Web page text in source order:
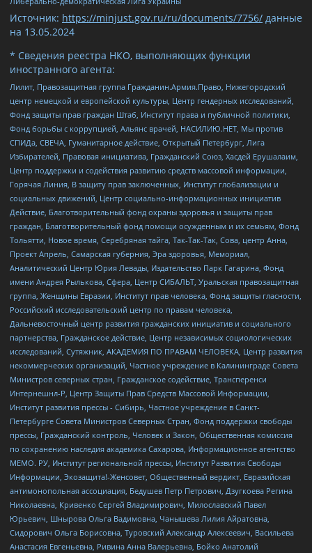
Источник: https://minjust.gov.ru/ru/documents/7756/ данные
на 13.05.2024
* Сведения реестра НКО, выполняющих функции
иностранного агента:
Лилит, Правозащитная группа Гражданин.Армия.Право, Нижегородский
центр немецкой и европейской культуры, Центр гендерных исследований,
Фонд защиты прав граждан Штаб, Институт права и публичной политики,
Фонд борьбы с коррупцией, Альянс врачей, НАСИЛИЮ.НЕТ, Мы против
СПИДа, СВЕЧА, Гуманитарное действие, Открытый Петербург, Лига
Избирателей, Правовая инициатива, Гражданский Союз, Хасдей Ерушалаим,
Центр поддержки и содействия развитию средств массовой информации,
Горячая Линия, В защиту прав заключенных, Институт глобализации и
социальных движений, Центр социально-информационных инициатив
Действие, Благотворительный фонд охраны здоровья и защиты прав
граждан, Благотворительный фонд помощи осужденным и их семьям, Фонд
Тольятти, Новое время, Серебряная тайга, Так-Так-Так, Сова, центр Анна,
Проект Апрель, Самарская губерния, Эра здоровья, Мемориал,
Аналитический Центр Юрия Левады, Издательство Парк Гагарина, Фонд
имени Андрея Рылькова, Сфера, Центр СИБАЛЬТ, Уральская правозащитная
группа, Женщины Евразии, Институт прав человека, Фонд защиты гласности,
Российский исследовательский центр по правам человека,
Дальневосточный центр развития гражданских инициатив и социального
партнерства, Гражданское действие, Центр независимых социологических
исследований, Сутяжник, АКАДЕМИЯ ПО ПРАВАМ ЧЕЛОВЕКА, Центр развития
некоммерческих организаций, Частное учреждение в Калининграде Совета
Министров северных стран, Гражданское содействие, Трансперенси
Интернешнл-Р, Центр Защиты Прав Средств Массовой Информации,
Институт развития прессы - Сибирь, Частное учреждение в Санкт-
Петербурге Совета Министров Северных Стран, Фонд поддержки свободы
прессы, Гражданский контроль, Человек и Закон, Общественная комиссия
по сохранению наследия академика Сахарова, Информационное агентство
МЕМО. РУ, Институт региональной прессы, Институт Развития Свободы
Информации, Экозащита!-Женсовет, Общественный вердикт, Евразийская
антимонопольная ассоциация, Бедушев Петр Петрович, Дзугкоева Регина
Николаевна, Кривенко Сергей Владимирович, Милославский Павел
Юрьевич, Шнырова Ольга Вадимовна, Чанышева Лилия Айратовна,
Сидорович Ольга Борисовна, Туровский Александр Алексеевич, Васильева
Анастасия Евгеньевна, Ривина Анна Валерьевна, Бойко Анатолий